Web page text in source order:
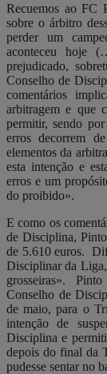
Recuemos ao FC
sobre o árbitro
perder um
aconteceu hoje
prejudicado,
Conselho de
comentários
arbitragem e que
permitir, sendo
erros decorrem
elementos da
esta intenção e
erros e um
do proibido».
E como os
de Disciplina,
de 5.610 euros.
Disciplinar da Liga,
grosseiras».
Conselho de
de maio, para o
intenção de
Disciplina e
depois do final da
pudesse sentar no